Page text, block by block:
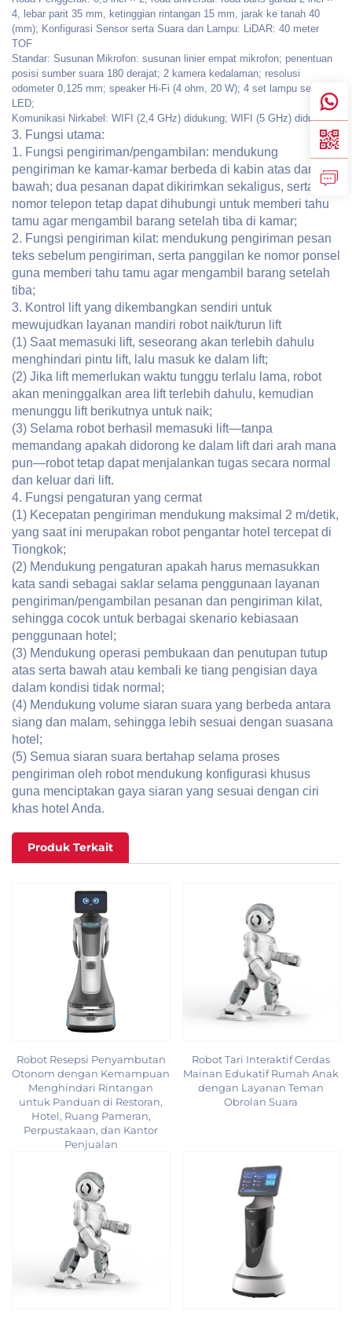
4, lebar parit 35 mm, ketinggian rintangan 15 mm, jarak ke tanah 40
(mm); Konfigurasi Sensor serta Suara dan Lampu: LiDAR: 40 meter
TOF
Standar: Susunan Mikrofon: susunan linier empat mikrofon; penentuan
posisi sumber suara 180 derajat; 2 kamera kedalaman; resolusi
odometer 0,125 mm; speaker Hi-Fi (4 ohm, 20 W); 4 set lampu sein
LED;
Komunikasi Nirkabel: WIFI (2,4 GHz) didukung; WIFI (5 GHz) didukung;
3. Fungsi utama:
1. Fungsi pengiriman/pengambilan: mendukung
pengiriman ke kamar-kamar berbeda di kabin atas dan
bawah; dua pesanan dapat dikirimkan sekaligus, serta
nomor telepon tetap dapat dihubungi untuk memberi tahu
tamu agar mengambil barang setelah tiba di kamar;
2. Fungsi pengiriman kilat: mendukung pengiriman pesan
teks sebelum pengiriman, serta panggilan ke nomor ponsel
guna memberi tahu tamu agar mengambil barang setelah
tiba;
3. Kontrol lift yang dikembangkan sendiri untuk
mewujudkan layanan mandiri robot naik/turun lift
(1) Saat memasuki lift, seseorang akan terlebih dahulu
menghindari pintu lift, lalu masuk ke dalam lift;
(2) Jika lift memerlukan waktu tunggu terlalu lama, robot
akan meninggalkan area lift terlebih dahulu, kemudian
menunggu lift berikutnya untuk naik;
(3) Selama robot berhasil memasuki lift—tanpa
memandang apakah didorong ke dalam lift dari arah mana
pun—robot tetap dapat menjalankan tugas secara normal
dan keluar dari lift.
4. Fungsi pengaturan yang cermat
(1) Kecepatan pengiriman mendukung maksimal 2 m/detik,
yang saat ini merupakan robot pengantar hotel tercepat di
Tiongkok;
(2) Mendukung pengaturan apakah harus memasukkan
kata sandi sebagai saklar selama penggunaan layanan
pengiriman/pengambilan pesanan dan pengiriman kilat,
sehingga cocok untuk berbagai skenario kebiasaan
penggunaan hotel;
(3) Mendukung operasi pembukaan dan penutupan tutup
atas serta bawah atau kembali ke tiang pengisian daya
dalam kondisi tidak normal;
(4) Mendukung volume siaran suara yang berbeda antara
siang dan malam, sehingga lebih sesuai dengan suasana
hotel;
(5) Semua siaran suara bertahap selama proses
pengiriman oleh robot mendukung konfigurasi khusus
guna menciptakan gaya siaran yang sesuai dengan ciri
khas hotel Anda.
Produk Terkait
Robot Resepsi Penyambutan
Otonom dengan Kemampuan
Menghindari Rintangan
untuk Panduan di Restoran,
Hotel, Ruang Pameran,
Perpustakaan, dan Kantor
Penjualan
Robot Tari Interaktif Cerdas
Mainan Edukatif Rumah Anak
dengan Layanan Teman
Obrolan Suara